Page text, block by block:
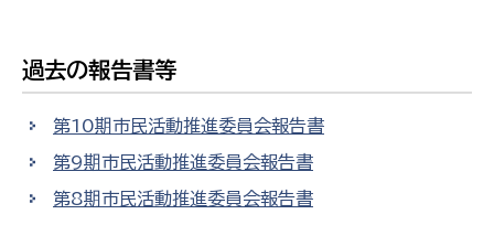
過去の報告書等
第10期市民活動推進委員会報告書
第9期市民活動推進委員会報告書
第8期市民活動推進委員会報告書